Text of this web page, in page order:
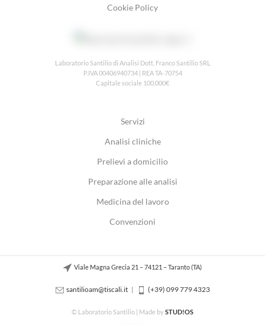
Cookie Policy
Laboratorio Santilio di Analisi Dott. Franco Santilio SRL
P.IVA 00406940734 | REA TA-70754
Capitale sociale 100.000€
Servizi
Analisi cliniche
Prelievi a domicilio
Preparazione alle analisi
Medicina del lavoro
Convenzioni
Viale Magna Grecia 21 – 74121 – Taranto (TA)
santilioam@tiscali.it| (+39) 099 779 4323
© Laboratorio Santilio | Made bySTUD!OS